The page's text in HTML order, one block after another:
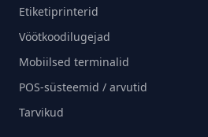
Etiketiprinterid
Vöötkoodilugejad
Mobiilsed terminalid
POS-süsteemid / arvutid
Tarvikud